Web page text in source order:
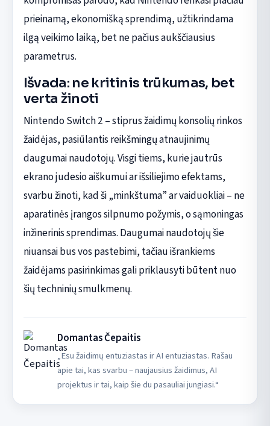
prieinamą, ekonomišką sprendimą, užtikrindama
ilgą veikimo laiką, bet ne pačius aukščiausius
parametrus.
Išvada: ne kritinis trūkumas, bet
verta žinoti
Nintendo Switch 2 – stiprus žaidimų konsolių rinkos
žaidėjas, pasiūlantis reikšmingų atnaujinimų
daugumai naudotojų. Visgi tiems, kurie jautrūs
ekrano judesio aiškumui ar išsiliejimo efektams,
svarbu žinoti, kad ši „minkštuma” ar vaiduokliai – ne
aparatinės įrangos silpnumo požymis, o sąmoningas
inžinerinis sprendimas. Daugumai naudotojų šie
niuansai bus vos pastebimi, tačiau išrankiems
žaidėjams pasirinkimas gali priklausyti būtent nuo
šių techninių smulkmenų.
Domantas Čepaitis
„Esu žaidimų entuziastas ir AI entuziastas. Rašau
apie tai, kas svarbu – naujausius žaidimus, AI
projektus ir tai, kaip šie du pasauliai jungiasi.“